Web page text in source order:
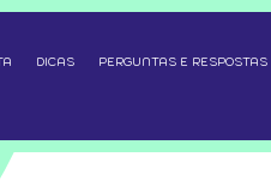
DICAS PERGUNTAS E RESPOSTAS